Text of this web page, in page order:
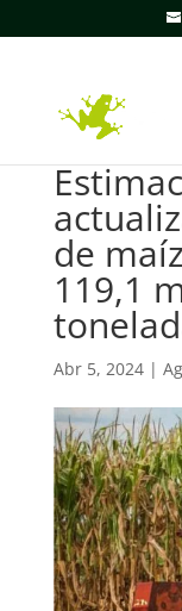
de
119,1
Abr 5, 2024|